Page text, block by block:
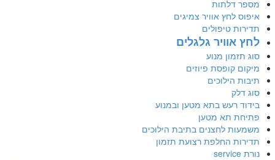
מספר דלתות
איפוס לחץ אוויר צמיגים
תדירות טיפולים
לחץ אוויר גלגלים
סוג תזמון מנוע
מיקום קופסת פיוזים
תיבות הילוכים
סוג דלק
בידוד רעש בתא מטען ובמנוע
פתיחת תא מטען
משמעות לחצנים בתיבת הילוכים
תדירות החלפת רצועת תזמון
נורת service